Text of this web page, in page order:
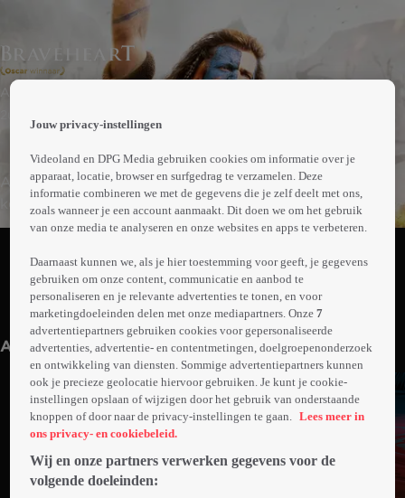
Aan het einde van 13e eeuw eist de wrede Engelse
koning Edward de Schotse troon op en tiranniseert de
Schotten. Als de vrouw van William Wallace door de
Wallace wordt aanvoerder van een armzalig, maar
moedig leger. Gedreven trekken ze ten strijde om
Schotland te bevrijden.
Abonneren op Videoland
Meer
info
Anderen kijken ook
Jouw privacy-instellingen
Videoland en DPG Media gebruiken cookies om informatie over je
apparaat, locatie, browser en surfgedrag te verzamelen. Deze
informatie combineren we met de gegevens die je zelf deelt met ons,
zoals wanneer je een account aanmaakt. Dit doen we om het gebruik
van onze media te analyseren en onze websites en apps te verbeteren.
Daarnaast kunnen we, als je hier toestemming voor geeft, je gegevens
gebruiken om onze content, communicatie en aanbod te
personaliseren en je relevante advertenties te tonen, en voor
marketingdoeleinden delen met onze mediapartners. Onze7
advertentiepartners gebruiken cookies voor gepersonaliseerde
advertenties, advertentie- en contentmetingen, doelgroepenonderzoek
en ontwikkeling van diensten. Sommige advertentiepartners kunnen
ook je precieze geolocatie hiervoor gebruiken. Je kunt je cookie-
instellingen opslaan of wijzigen door het gebruik van onderstaande
knoppen of door naar de privacy-instellingen te gaan.
Lees meer in
ons privacy- en cookiebeleid.
Wij en onze partners verwerken gegevens voor de
volgende doeleinden: